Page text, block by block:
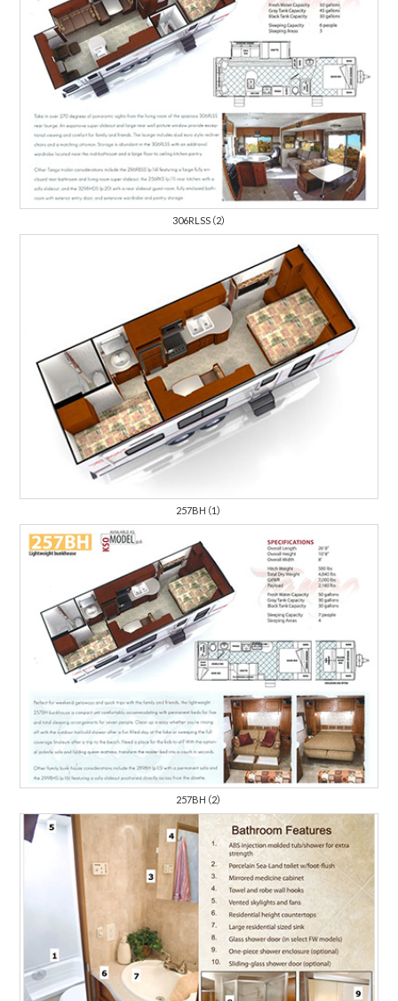
306RLSS（2）
257BH（1）
257BH（2）